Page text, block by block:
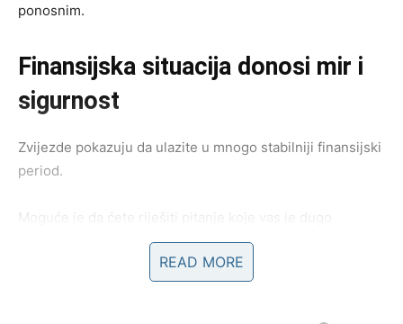
ponosnim.
Finansijska situacija donosi mir i
sigurnost
Zvijezde pokazuju da ulazite u mnogo stabilniji finansijski
period.
Moguće je da ćete riješiti pitanje koje vas je dugo
opterećivalo ili ostvariti prihod koji će vam omogućiti da
bez brige planirate naredne mjesece.
READ MORE